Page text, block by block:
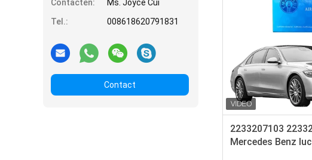
Contacten:
Ms. Joyce Cui
Tel.:
008618620791831
Contact
2233207103
Mercedes Benz